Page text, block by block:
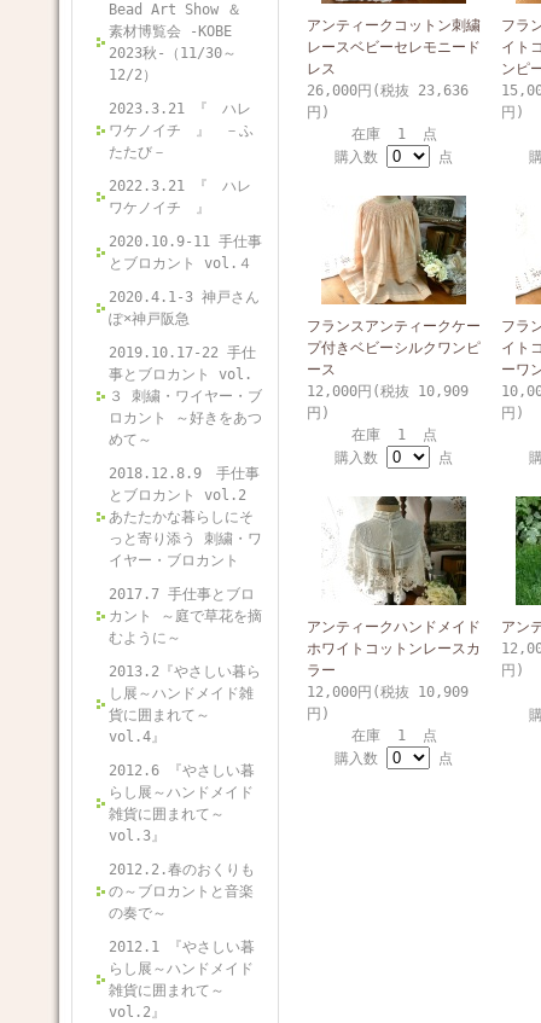
Bead Art Show ＆
素材博覧会 -KOBE
2023秋-（11/30～
12/2）
2023.3.21 『 ハレ
ワケノイチ 』 －ふ
たたび－
2022.3.21 『 ハレ
ワケノイチ 』
2020.10.9-11 手仕事
とブロカント vol.４
2020.4.1-3 神戸さん
ぽ×神戸阪急
2019.10.17-22 手仕
事とブロカント vol.
３ 刺繍・ワイヤー・ブ
ロカント ～好きをあつ
めて～
2018.12.8.9 手仕事
とブロカント vol.2
あたたかな暮らしにそ
っと寄り添う 刺繍・ワ
イヤー・ブロカント
2017.7 手仕事とブロ
カント ～庭で草花を摘
むように～
2013.2『やさしい暮ら
し展～ハンドメイド雑
貨に囲まれて～
vol.4』
2012.6 『やさしい暮
らし展～ハンドメイド
雑貨に囲まれて～
vol.3』
2012.2.春のおくりも
の～ブロカントと音楽
の奏で～
2012.1 『やさしい暮
らし展～ハンドメイド
雑貨に囲まれて～
vol.2』
アンティークコットン刺繍
レースベビーセレモニード
レス
26,000円(税抜 23,636
円)
在庫 1 点
購入数
点
フラ
イト
ンピ
円)
フランスアンティークケー
プ付きベビーシルクワンピ
ース
12,000円(税抜 10,909
円)
在庫 1 点
購入数
点
フラ
イト
ーワ
円)
アンティークハンドメイド
ホワイトコットンレースカ
ラー
12,000円(税抜 10,909
円)
在庫 1 点
購入数
点
アン
円)